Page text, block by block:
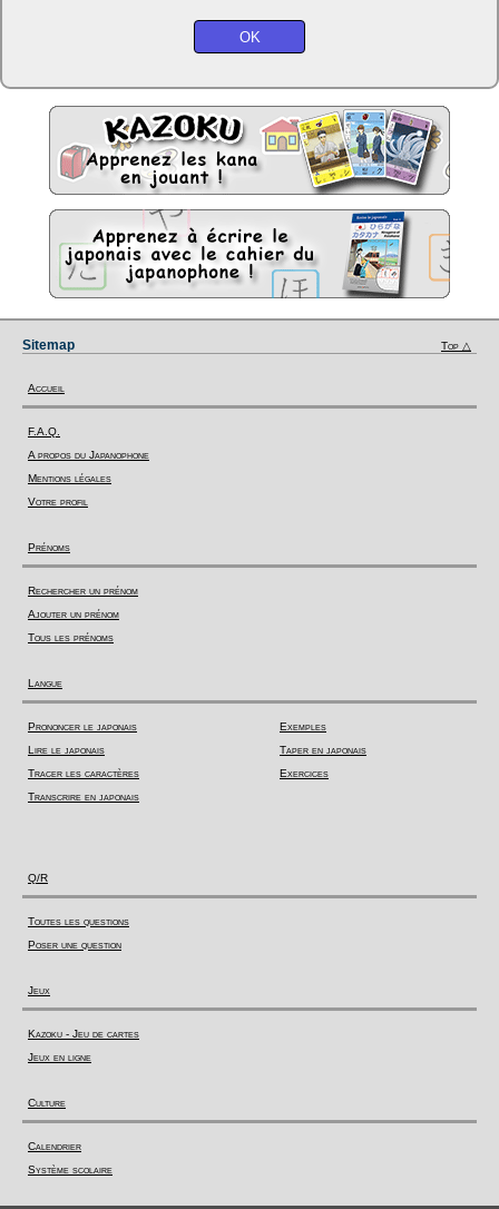
Sitemap Top △
Accueil
F.A.Q.
A propos du Japanophone
Mentions légales
Votre profil
Prénoms
Rechercher un prénom
Ajouter un prénom
Tous les prénoms
Langue
Prononcer le japonais
Lire le japonais
Tracer les caractères
Transcrire en japonais
Exemples
Taper en japonais
Exercices
Q/R
Toutes les questions
Poser une question
Jeux
Kazoku - Jeu de cartes
Jeux en ligne
Culture
Calendrier
Système scolaire